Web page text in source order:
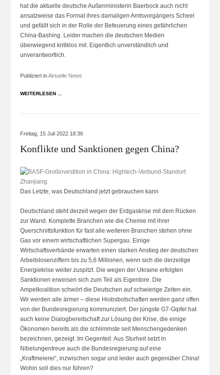
hat die aktuelle deutsche Außenministerin Baerbock auch nicht
ansatzweise das Format ihres damaligen Amtsvorgängers Scheel
und gefällt sich in der Rolle der Befeuerung eines gefährlichen
China-Bashing. Leider machen die deutschen Medien
überwiegend kritiklos mit. Eigentlich unverständlich und
unverantwortlich.
Publiziert inAktuelle News
WEITERLESEN ...
Freitag, 15 Juli 2022 18:36
Konflikte und Sanktionen gegen China?
Das Letzte, was Deutschland jetzt gebrauchen kann
Deutschland steht derzeit wegen der Erdgaskrise mit dem Rücken
zur Wand. Komplette Branchen wie die Chemie mit ihrer
Querschnittsfunktion für fast alle weiteren Branchen stehen ohne
Gas vor einem wirtschaftlichen Supergau. Einige
Wirtschaftsverbände erwarten einen starken Anstieg der deutschen
Arbeitslosenziffern bis zu 5,6 Millionen, wenn sich die derzeitige
Energiekrise weiter zuspitzt. Die wegen der Ukraine erfolgten
Sanktionen erweisen sich zum Teil als Eigentore. Die
Ampelkoalition schwört die Deutschen auf schwierige Zeiten ein.
Wir werden alle ärmer – diese Hiobsbotschaften werden ganz offen
von der Bundesregierung kommuniziert. Der jüngste G7-Gipfel hat
auch keine Dialogbereitschaft zur Lösung der Krise, die einige
Ökonomen bereits als die schlimmste seit Menschengedenken
bezeichnen, gezeigt. Im Gegenteil: Aus Sturheit setzt in
Nibelungentreue auch die Bundesregierung auf eine
„Kraftmeierei“, inzwischen sogar und leider auch gegenüber China!
Wohin soll dies nur führen?